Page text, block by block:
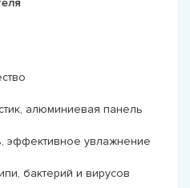
алюминиевая панель
эффективное увлажнение
бактерий и вирусов